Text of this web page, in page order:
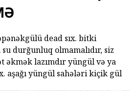
dead sıx. bitki
durğunluq olmamalıdır, siz
əkmək lazımdır yüngül və ya
aşağı yüngül sahələri kiçik gül